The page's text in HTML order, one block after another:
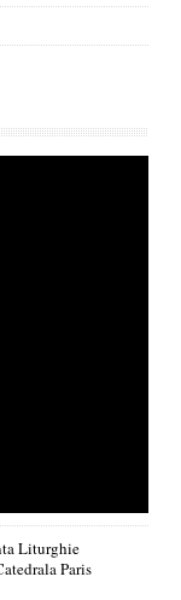
Liturghie
Paris